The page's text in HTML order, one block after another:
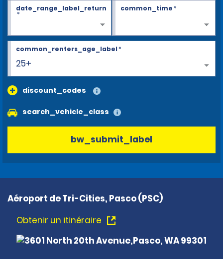
date_range_label_return
*
common_time*
25+
common_renters_age_label*
discount_codes
search_vehicle_class
bw_submit_label
Aéroport de Tri-Cities, Pasco (PSC)
Obtenir un itinéraire